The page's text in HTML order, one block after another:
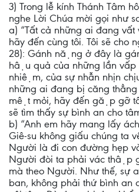
3) Trong lễ kính Thánh Tâm
nghe Lời Chúa mời gọi như
a) “Tất cả những ai đang
hãy đến cùng tôi. Tôi sẽ cho
28): Gánh nặng ở đây là
hậu quả của những lần vấp
nhiệm, của sự nhẫn nhịn
những ai đang bị căng
mệt mỏi, hãy đến gặp gỡ
sẽ tìm thấy sự bình an cho
b) “Anh em hãy mang lấy
Giê-su không giấu chúng ta
Người là đi con đường hẹp
Người đòi ta phải vác thập
mà theo Người. Như thế, sự
ban, không phải thứ bình an